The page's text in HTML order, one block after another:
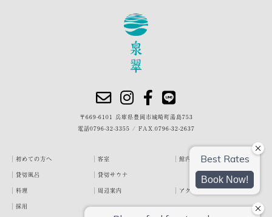
〒669-6101 兵庫県豊岡市城崎町湯島753
電話0796-32-3355 / FAX.0796-32-2637
初めての方へ 客室
館内・施設
貸切風呂
貸切サウナ
料理
周辺案内
アクセス
採用